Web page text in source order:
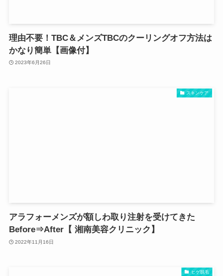
理由不要！TBC＆メンズTBCのクーリングオフ方法は
かなり簡単【画像付】
2023年6月26日
スキンケア
アラフォーメンズが額しわ取り注射を受けてきた
Before⇒After【 湘南美容クリニック】
2022年11月16日
ヒゲ脱毛